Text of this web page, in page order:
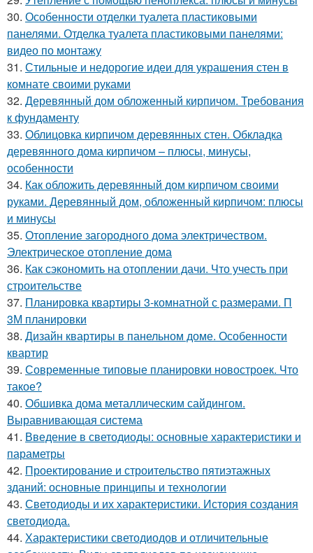
30. Особенности отделки туалета пластиковыми
панелями. Отделка туалета пластиковыми панелями:
видео по монтажу
31. Стильные и недорогие идеи для украшения стен в
комнате своими руками
32. Деревянный дом обложенный кирпичом. Требования
к фундаменту
33. Облицовка кирпичом деревянных стен. Обкладка
деревянного дома кирпичом – плюсы, минусы,
особенности
34. Как обложить деревянный дом кирпичом своими
руками. Деревянный дом, обложенный кирпичом: плюсы
и минусы
35. Отопление загородного дома электричеством.
Электрическое отопление дома
36. Как сэкономить на отоплении дачи. Что учесть при
строительстве
37. Планировка квартиры 3-комнатной с размерами. П
3М планировки
38. Дизайн квартиры в панельном доме. Особенности
квартир
39. Современные типовые планировки новостроек. Что
такое?
40. Обшивка дома металлическим сайдингом.
Выравнивающая система
41. Введение в светодиоды: основные характеристики и
параметры
42. Проектирование и строительство пятиэтажных
зданий: основные принципы и технологии
43. Светодиоды и их характеристики. История создания
светодиода.
44. Характеристики светодиодов и отличительные